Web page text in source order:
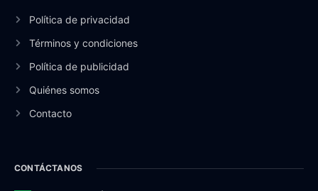
Política de privacidad
Términos y condiciones
Política de publicidad
Quiénes somos
Contacto
CONTÁCTANOS